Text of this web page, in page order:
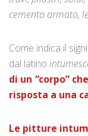
cemento armato,
Come indica il
dal latino
di un “corpo”
risposta a una
Le pitture